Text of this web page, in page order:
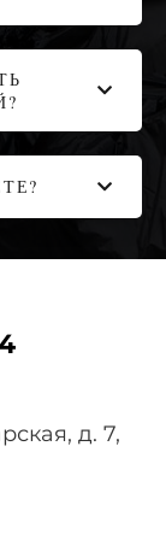
д. 7,